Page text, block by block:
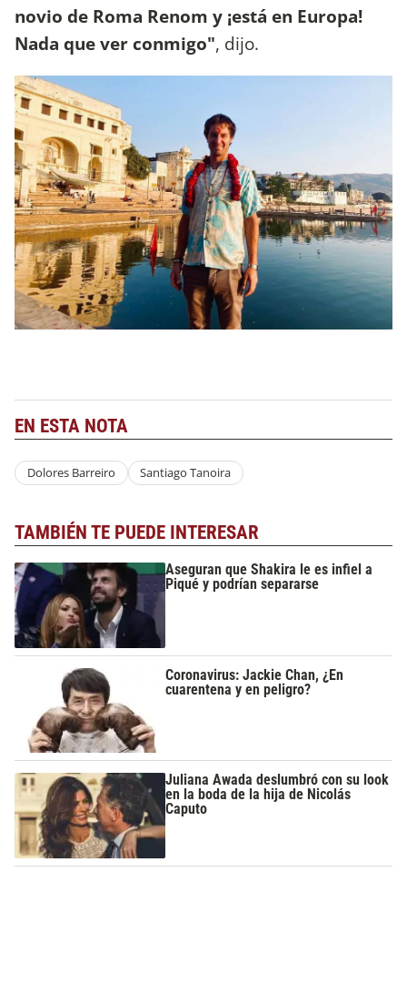
novio de Roma Renom y ¡está en Europa!
Nada que ver conmigo", dijo.
EN ESTA NOTA
Dolores Barreiro Santiago Tanoira
TAMBIÉN TE PUEDE INTERESAR
Aseguran que Shakira le es infiel a
Piqué y podrían separarse
Coronavirus: Jackie Chan, ¿En
cuarentena y en peligro?
Juliana Awada deslumbró con su look
en la boda de la hija de Nicolás
Caputo